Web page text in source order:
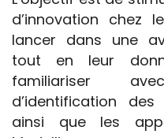
d’innovation chez
lancer dans une
tout en leur
familiariser
d’identification
ainsi que les